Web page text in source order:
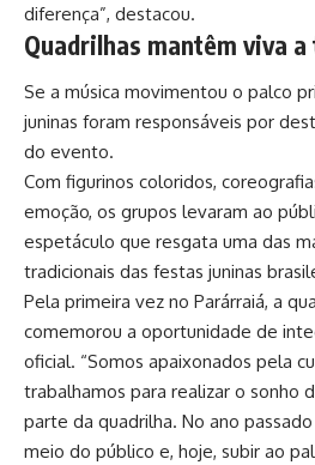
diferença”, destacou.
Quadrilhas mantêm viva
Se a música movimentou o palco
juninas foram responsáveis por
do evento.
Com figurinos coloridos,
emoção, os grupos levaram ao
espetáculo que resgata uma das
tradicionais das festas juninas
Pela primeira vez no Parárraiá, a
comemorou a oportunidade de
oficial. “Somos apaixonados pela
trabalhamos para realizar o sonho
parte da quadrilha. No ano
meio do público e, hoje, subir ao